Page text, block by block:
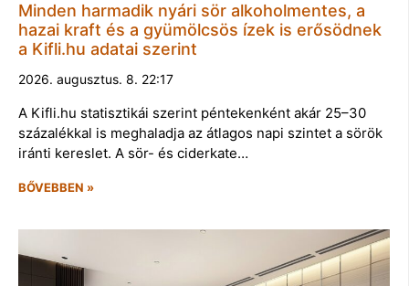
Minden harmadik nyári sör alkoholmentes, a
hazai kraft és a gyümölcsös ízek is erősödnek
a Kifli.hu adatai szerint
2026. augusztus. 8. 22:17
A Kifli.hu statisztikái szerint péntekenként akár 25–30
százalékkal is meghaladja az átlagos napi szintet a sörök
iránti kereslet. A sör- és ciderkate…
BŐVEBBEN »